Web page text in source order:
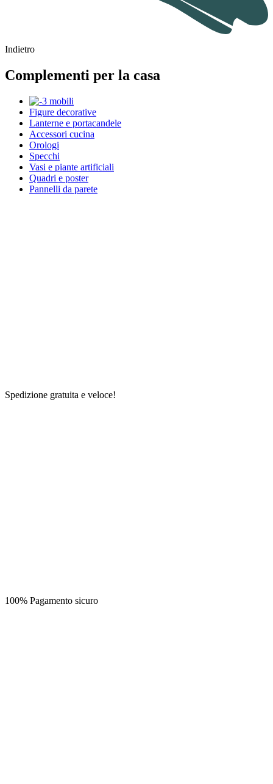
Indietro
Complementi per la casa
Figure decorative
Lanterne e portacandele
Accessori cucina
Orologi
Specchi
Vasi e piante artificiali
Quadri e poster
Pannelli da parete
Spedizione gratuita e veloce!
100% Pagamento sicuro